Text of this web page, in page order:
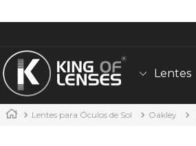
Lentes
Lentes para Óculos de Sol Oakley